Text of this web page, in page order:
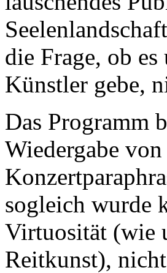
die Frage, ob
Künstler gebe,
Das Programm
Wiedergabe
sogleich wurde
Virtuosität (wie
Reitkunst),